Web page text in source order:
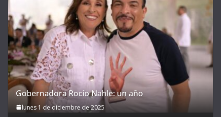
Gobernadora Rocío Nahle: un año
lunes 1 de diciembre de 2025